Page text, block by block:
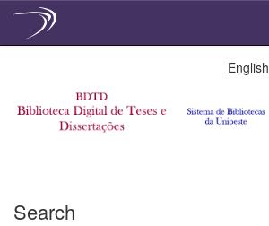
English
Search